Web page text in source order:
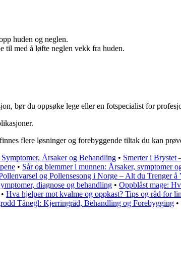
huden og neglen.
til med å løfte neglen vekk fra huden.
bør du oppsøke lege eller en fotspecialist for
flere løsninger og forebyggende tiltak du kan
Årsaker og Behandling • Smerter i Brystet
• Sår og blemmer i munnen: Årsaker, symptomer
og Pollensesong i Norge – Alt du Trenger å
diagnose og behandling • Oppblåst mage:
Hva hjelper mot kvalme og oppkast? Tips og råd for
Tånegl: Kjerringråd, Behandling og Forebygging •